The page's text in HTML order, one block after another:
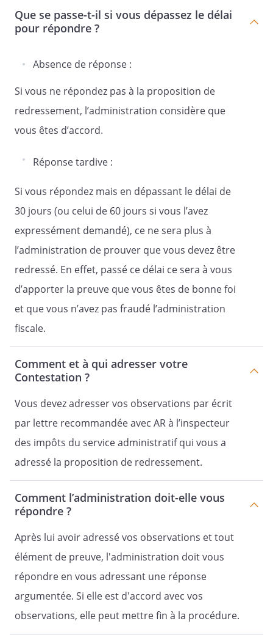
Que se passe-t-il si vous dépassez le délai
pour répondre ?
Absence de réponse :
Si vous ne répondez pas à la proposition de
redressement, l’administration considère que
vous êtes d’accord.
Réponse tardive :
Si vous répondez mais en dépassant le délai de
30 jours (ou celui de 60 jours si vous l’avez
expressément demandé), ce ne sera plus à
l’administration de prouver que vous devez être
redressé. En effet, passé ce délai ce sera à vous
d’apporter la preuve que vous êtes de bonne foi
et que vous n’avez pas fraudé l’administration
fiscale.
Comment et à qui adresser votre
Contestation ?
Vous devez adresser vos observations par écrit
par lettre recommandée avec AR à l’inspecteur
des impôts du service administratif qui vous a
adressé la proposition de redressement.
Comment l’administration doit-elle vous
répondre ?
Après lui avoir adressé vos observations et tout
élément de preuve, l'administration doit vous
répondre en vous adressant une réponse
argumentée. Si elle est d'accord avec vos
observations, elle peut mettre fin à la procédure.